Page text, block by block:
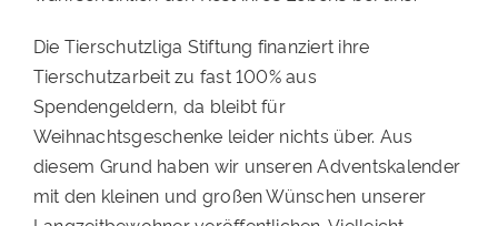
Die Tierschutzliga Stiftung finanziert ihre
Tierschutzarbeit zu fast 100% aus
Spendengeldern, da bleibt für
Weihnachtsgeschenke leider nichts über. Aus
diesem Grund haben wir unseren Adventskalender
mit den kleinen und großen Wünschen unserer